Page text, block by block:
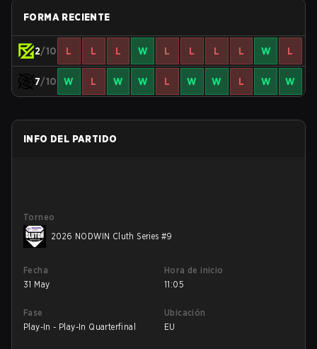
FORMA RECIENTE
2/10 L L L W L L L L W L
7/10 W L W W L W W L W W
INFO DEL PARTIDO
Torneo
2026 NODWIN Cluth Series #9
Fecha
31 May
Hora de inicio
11:05
Fase
Play-In - Play-In Quarterfinal
Ubicación
EU